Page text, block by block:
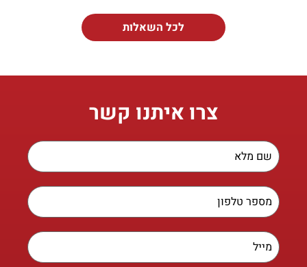
לכל השאלות
צרו איתנו קשר